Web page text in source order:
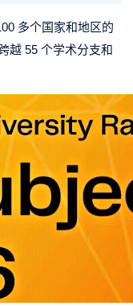
多个国家和地区的
越 55 个学术分支和